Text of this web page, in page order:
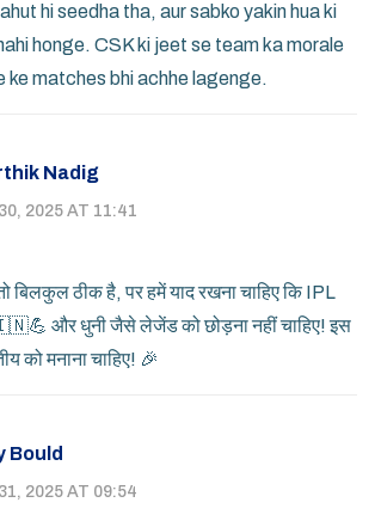
hi seedha tha, aur sabko yakin hua ki
honge. CSK ki jeet se team ka morale
ke matches bhi achhe lagenge.
Nadig
30, 2025 AT 11:41
बिलकुल ठीक है, पर हमें याद रखना चाहिए कि IPL
और धुनी जैसे लेजेंड को छोड़ना नहीं चाहिए! इस
को मनाना चाहिए! 🎉
Bould
31, 2025 AT 09:54